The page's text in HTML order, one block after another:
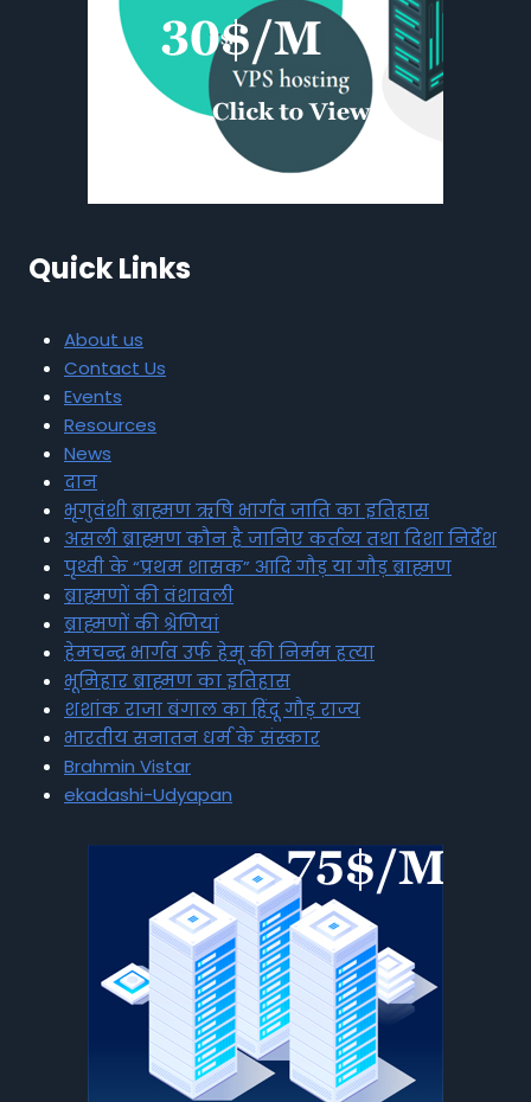
Quick Links
About us
Contact Us
Events
Resources
News
दान
भृगुवंशी ब्राह्मण ऋषि भार्गव जाति का इतिहास
असली ब्राह्मण कौन है जानिए कर्तव्य तथा दिशा निर्देश
पृथ्वी के “प्रथम शासक” आदि गौड़ या गौड़ ब्राह्मण
ब्राह्मणों की वंशावली
ब्राह्मणों की श्रेणियां
हेमचन्द्र भार्गव उर्फ हेमू की निर्मम हत्या
भूमिहार ब्राह्मण का इतिहास
शशांक राजा बंगाल का हिंदू गौड़ राज्य
भारतीय सनातन धर्म के संस्कार
Brahmin Vistar
ekadashi-Udyapan